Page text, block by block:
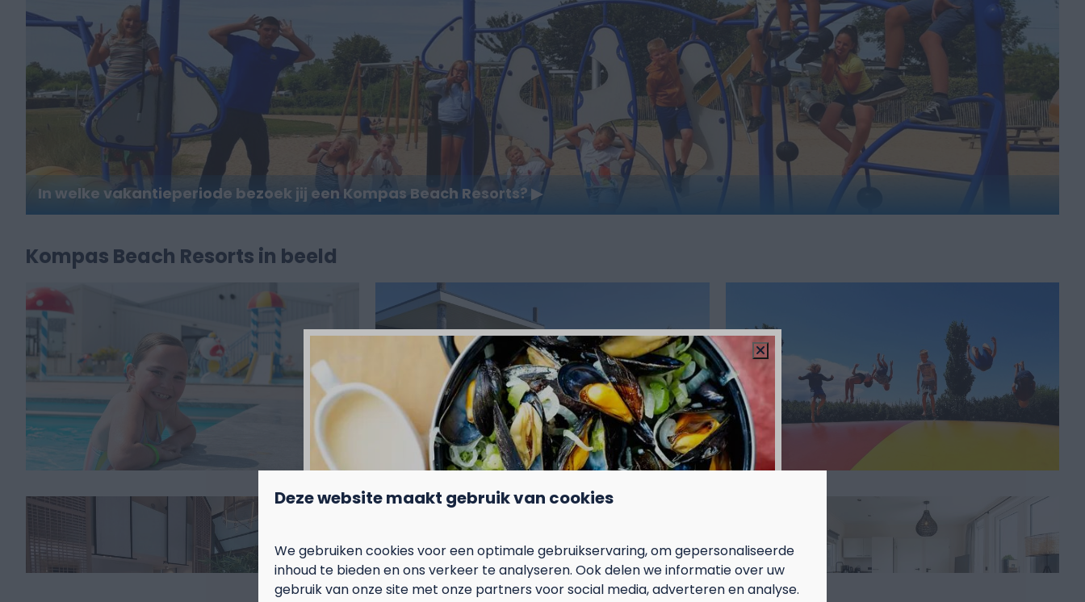
In welke vakantieperiode bezoek jij een Kompas Beach Resorts? ▶
Kompas Beach Resorts in beeld
Toon meer ↓
Deze website maakt gebruik van cookies
We gebruiken cookies voor een optimale gebruikservaring, om gepersonaliseerde
inhoud te bieden en ons verkeer te analyseren. Ook delen we informatie over uw
gebruik van onze site met onze partners voor social media, adverteren en analyse.